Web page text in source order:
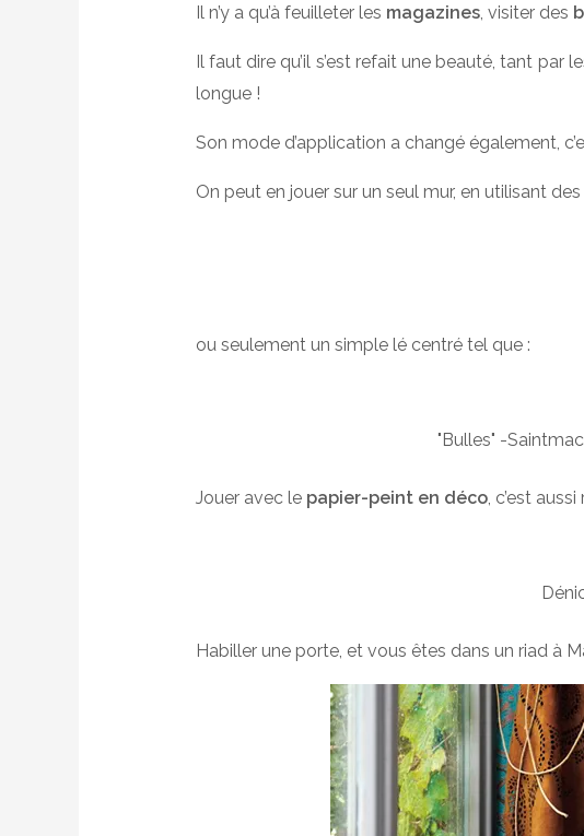
Il n’y a qu’à feuilleter les magazines, visiter des
Il faut dire qu’il s’est refait une beauté, tant par
longue !
Son mode d’application a changé également,
On peut en jouer sur un seul mur, en utilisant
ou seulement un simple lé centré tel que :
"Bulles" -
Jouer avec le papier-peint en déco, c’est
Habiller une porte, et vous êtes dans un riad à